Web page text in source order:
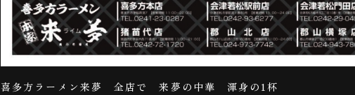
喜多方ラーメン来夢 全店で 来夢の中華 渾身の1杯